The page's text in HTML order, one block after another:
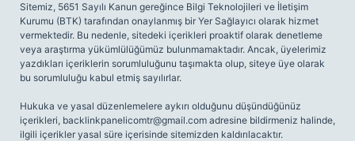
Sitemiz, 5651 Sayılı Kanun gereğince Bilgi Teknolojileri ve İletişim
Kurumu (BTK) tarafından onaylanmış bir Yer Sağlayıcı olarak hizmet
vermektedir. Bu nedenle, sitedeki içerikleri proaktif olarak denetleme
veya araştırma yükümlülüğümüz bulunmamaktadır. Ancak, üyelerimiz
yazdıkları içeriklerin sorumluluğunu taşımakta olup, siteye üye olarak
bu sorumluluğu kabul etmiş sayılırlar.
Hukuka ve yasal düzenlemelere aykırı olduğunu düşündüğünüz
içerikleri, backlinkpanelicomtr@gmail.com adresine bildirmeniz halinde,
ilgili içerikler yasal süre içerisinde sitemizden kaldırılacaktır.